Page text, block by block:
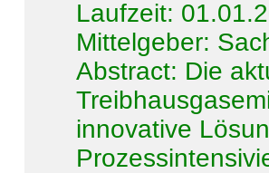
Laufzeit:
Mittelgeber:
Abstract: Die
innovative